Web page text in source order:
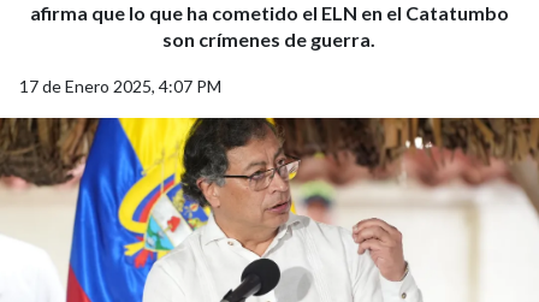
afirma que lo que ha cometido el ELN en el Catatumbo
son crímenes de guerra.
17 de Enero 2025, 4:07 PM